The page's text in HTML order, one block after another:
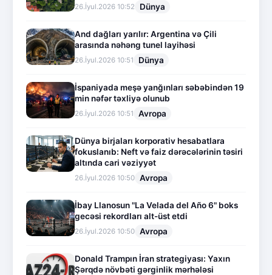
26.İyul.2026 10:52 Dünya
And dağları yarılır: Argentina və Çili
arasında nəhəng tunel layihəsi
26.İyul.2026 10:51 Dünya
İspaniyada meşə yanğınları səbəbindən 19
min nəfər təxliyə olunub
26.İyul.2026 10:51 Avropa
Dünya birjaları korporativ hesabatlara
fokuslanıb: Neft və faiz dərəcələrinin təsiri
altında cari vəziyyət
26.İyul.2026 10:50 Avropa
İbay Llanosun "La Velada del Año 6" boks
gecəsi rekordları alt-üst etdi
26.İyul.2026 10:50 Avropa
Donald Trampın İran strategiyası: Yaxın
Şərqdə növbəti gərginlik mərhələsi